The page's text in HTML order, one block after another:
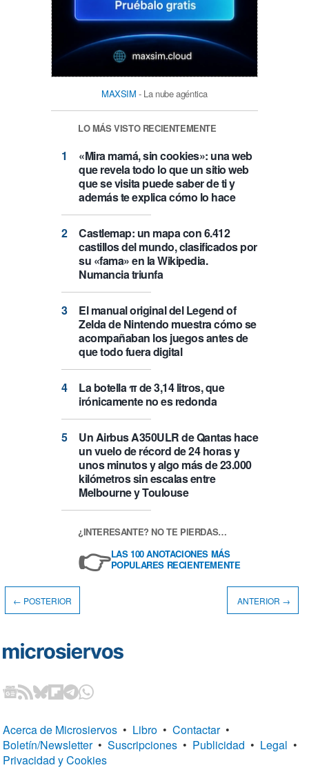
MAXSIM - La nube agéntica
LO MÁS VISTO RECIENTEMENTE
«Mira mamá, sin cookies»: una web
que revela todo lo que un sitio web
que se visita puede saber de ti y
además te explica cómo lo hace
Castlemap: un mapa con 6.412
castillos del mundo, clasificados por
su «fama» en la Wikipedia.
Numancia triunfa
El manual original del Legend of
Zelda de Nintendo muestra cómo se
acompañaban los juegos antes de
que todo fuera digital
La botella π de 3,14 litros, que
irónicamente no es redonda
Un Airbus A350ULR de Qantas hace
un vuelo de récord de 24 horas y
unos minutos y algo más de 23.000
kilómetros sin escalas entre
Melbourne y Toulouse
¿INTERESANTE? NO TE PIERDAS…
👉LAS 100 ANOTACIONES MÁS
POPULARES RECIENTEMENTE
← POSTERIOR ANTERIOR →
Acerca de Microsiervos • Libro • Contactar •
Boletín/Newsletter • Suscripciones • Publicidad • Legal •
Privacidad y Cookies